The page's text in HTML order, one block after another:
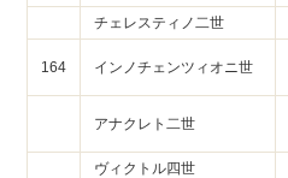
チェレスティノ二世
164 インノチェンツィオニ世
アナクレト二世
ヴィクトル四世